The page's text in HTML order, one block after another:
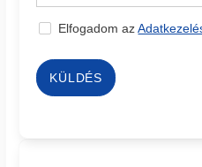
Elfogadom az
KÜLDÉS